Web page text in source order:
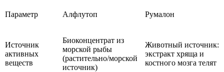
Параметр Алфлутоп Румалон
Источник
активных
веществ
Биоконцентрат из
морской рыбы
(растительно/морской
источник)
Животный источник:
экстракт хряща и
костного мозга телят